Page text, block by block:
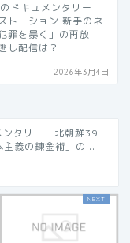
ドキュメンタリー
トーション 新手のネ
罪を暴く」の再放
し配信は？
2026年3月4日
ンタリー「北朝鮮39
義の錬金術」の...